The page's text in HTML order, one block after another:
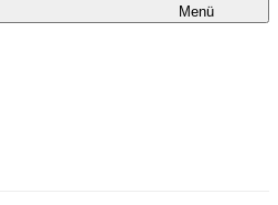
Menü